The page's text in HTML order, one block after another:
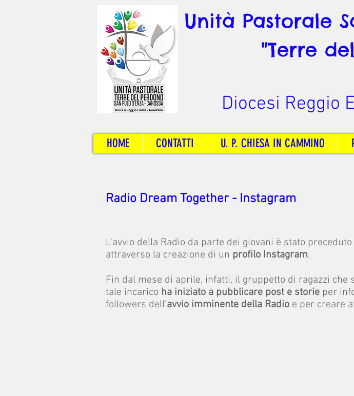
Unità Pastorale
"Terre
Diocesi Reggio
HOME CONTATTI U. P. CHIESA IN CAMMINO
Radio Dream Together - Instagram
L'avvio della Radio da parte dei giovani è stato
attraverso la creazione di un profilo Instagram.
Fin dal mese di aprile, infatti, il gruppetto di ragazzi che
tale incarico ha iniziato a pubblicare post e storie per
followers dell'avvio imminente della Radio e per creare